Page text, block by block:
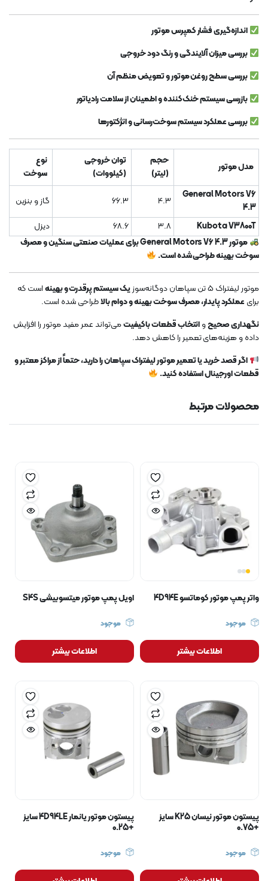
اندازه‌گیری فشار کمپرس موتور
بررسی میزان آلایندگی و رنگ دود خروجی
بررسی سطح روغن موتور و تعویض منظم آن
بازرسی سیستم خنک‌کننده و اطمینان از سلامت رادیاتور
بررسی عملکرد سیستم سوخت‌رسانی و انژکتورها
مدل موتور
حجم
(لیتر)
توان خروجی
(کیلووات)
نوع
سوخت
General Motors V6
4.3
4.3
66.3
گاز و بنزین
Kubota V3800T
3.8
68.6
دیزل
موتور General Motors V6 4.3 برای عملیات صنعتی سنگین و مصرف
سوخت بهینه طراحی شده است.
موتور لیفتراک 5 تن سپاهان دوگانه‌سوز یک سیستم پرقدرت و بهینهاست که
برای عملکرد پایدار، مصرف سوخت بهینه و دوام بالاطراحی شده است.
نگهداری صحیحوانتخاب قطعات باکیفیتمی‌تواند عمر مفید موتور را افزایش
داده و هزینه‌های تعمیر را کاهش دهد.
اگر قصد خرید یا تعمیر موتور لیفتراک سپاهان را دارید، حتماً از مراکز معتبر و
قطعات اورجینال استفاده کنید.
محصولات مرتبط
واتر پمپ موتور کوماتسو 4D94E
موجود
اطلاعات بیشتر
اویل پمپ موتور میتسوبیشی S4S
موجود
اطلاعات بیشتر
پیستون موتور نیسان K25 سایز
+0.75
موجود
پیستون موتور یانمار 4D94LE سایز
+0.25
موجود